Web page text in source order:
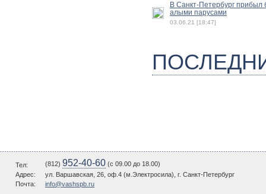
В Санкт-Петербург прибыл
алыми парусами
03.06.21 [18:47]
Тел: (812) 952-40-60 (c 09.00 до 18.00)
Адрес:
ул. Варшавская, 26, оф.4 (м.Электросила), г. Санкт-Петербург
Почта:
info@vashspb.ru